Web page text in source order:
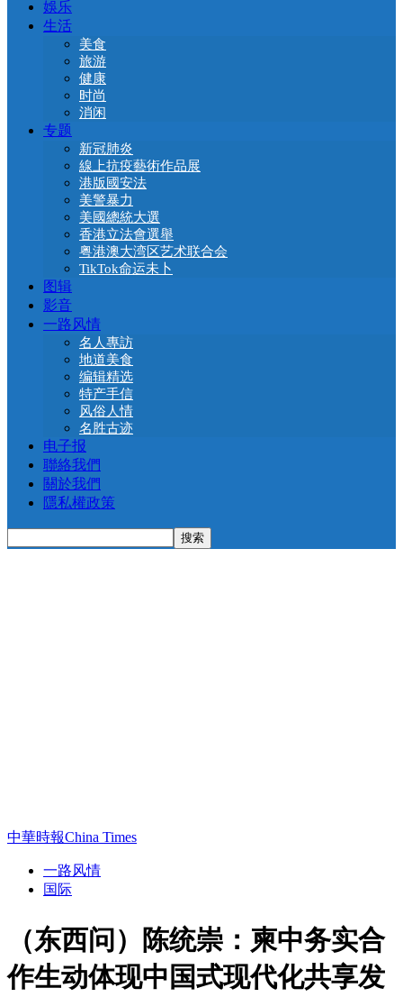
娛乐
生活
美食
旅游
健康
时尚
消闲
专题
新冠肺炎
線上抗疫藝術作品展
港版國安法
美警暴力
美國總統大選
香港立法會選舉
粤港澳大湾区艺术联合会
TikTok命运未卜
图辑
影音
一路风情
名人專訪
地道美食
编辑精选
特产手信
风俗人情
名胜古迹
电子报
聯絡我們
關於我們
隱私權政策
中華時報China Times
一路风情
国际
（东西问）陈统崇：柬中务实合
作生动体现中国式现代化共享发